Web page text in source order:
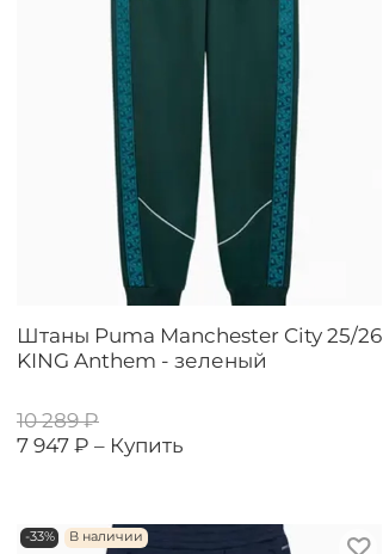
Штаны Puma Manchester City 25/26
KING Anthem - зеленый
10 289 ₽
7 947 ₽ – Купить
-33% В наличии